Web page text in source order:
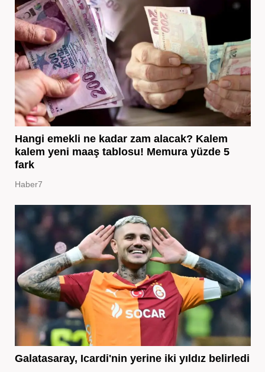
Hangi emekli ne kadar zam alacak? Kalem
kalem yeni maaş tablosu! Memura yüzde 5
fark
Haber7
Galatasaray, Icardi'nin yerine iki yıldız belirledi